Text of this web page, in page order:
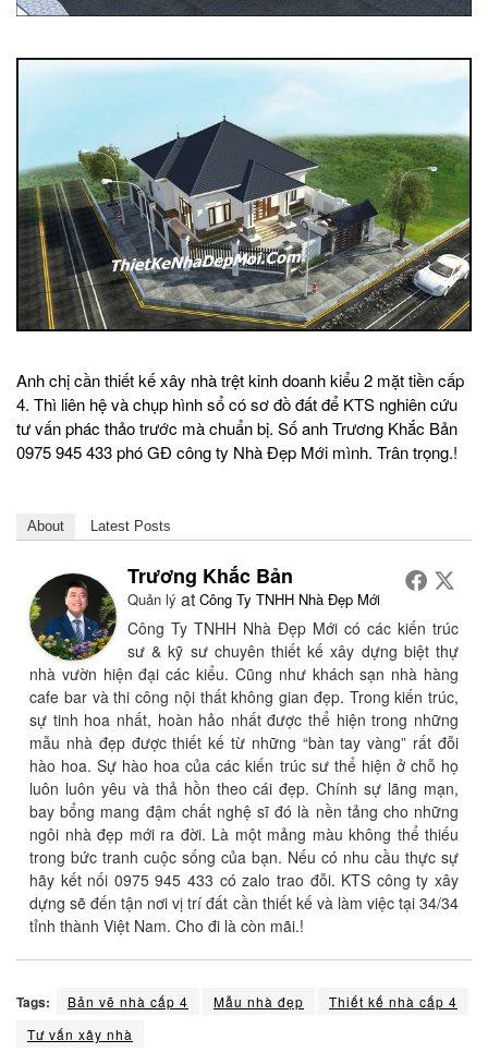
Anh chị cần thiết kế xây nhà trệt kinh doanh kiểu 2 mặt tiền cấp
4. Thì liên hệ và chụp hình sổ có sơ đồ đất để KTS nghiên cứu
tư vấn phác thảo trước mà chuẩn bị. Số anh Trương Khắc Bản
0975 945 433 phó GĐ công ty Nhà Đẹp Mới mình. Trân trọng.!
About Latest Posts
Trương Khắc Bản
Quản lý at Công Ty TNHH Nhà Đẹp Mới
Công Ty TNHH Nhà Đẹp Mới có các kiến trúc
sư & kỹ sư chuyên thiết kế xây dựng biệt thự
nhà vườn hiện đại các kiểu. Cũng như khách sạn nhà hàng
cafe bar và thi công nội thất không gian đẹp. Trong kiến trúc,
sự tinh hoa nhất, hoàn hảo nhất được thể hiện trong những
mẫu nhà đẹp được thiết kế từ những “bàn tay vàng” rất đỗi
hào hoa. Sự hào hoa của các kiến trúc sư thể hiện ở chỗ họ
luôn luôn yêu và thả hồn theo cái đẹp. Chính sự lãng mạn,
bay bổng mang đậm chất nghệ sĩ đó là nền tảng cho những
ngôi nhà đẹp mới ra đời. Là một mảng màu không thể thiếu
trong bức tranh cuộc sống của bạn. Nếu có nhu cầu thực sự
hãy kết nối 0975 945 433 có zalo trao đỗi. KTS công ty xây
dựng sẽ đến tận nơi vị trí đất cần thiết kế và làm việc tại 34/34
tỉnh thành Việt Nam. Cho đi là còn mãi.!
Tags: Bản vẽ nhà cấp 4 Mẫu nhà đẹp
Thiết kế nhà cấp 4
Tư vấn xây nhà